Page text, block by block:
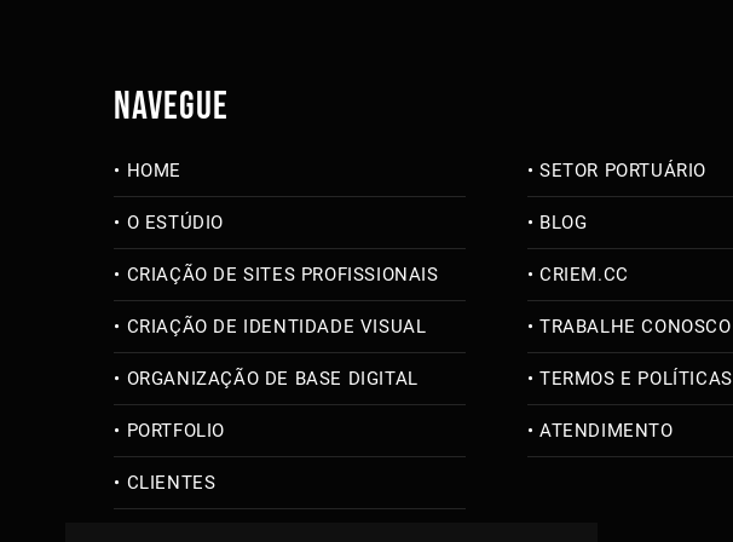
NAVEGUE
HOME
O ESTÚDIO
CRIAÇÃO DE SITES PROFISSIONAIS
CRIAÇÃO DE IDENTIDADE VISUAL
ORGANIZAÇÃO DE BASE DIGITAL
PORTFOLIO
CLIENTES
SETOR PORTUÁRIO
BLOG
CRIEM.CC
TRABALHE CONOSCO
TERMOS E POLÍTICAS
ATENDIMENTO